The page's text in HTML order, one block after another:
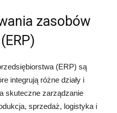
zasobów
(ERP) są
integrują różne działy i
skuteczne zarządzanie
sprzedaż, logistyka i